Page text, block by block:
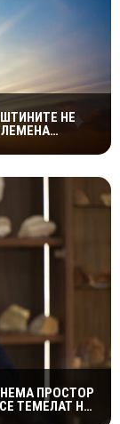
НЕ
ПРОСТОР
ТЕМЕЛАТ НА